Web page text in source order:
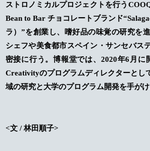
ストロノミカルプロジェクトを行う
Bean to Bar チョコレートブランド
ラ）”を創業し、嗜好品の味覚の研究を
シェフや美食都市スペイン・サンセバス
密接に行う。博報堂では、2020年6月に
Creativityのプログラムディレクターとし
域の研究と大学のプログラム開発を手がけ
<文 / 林田順子>